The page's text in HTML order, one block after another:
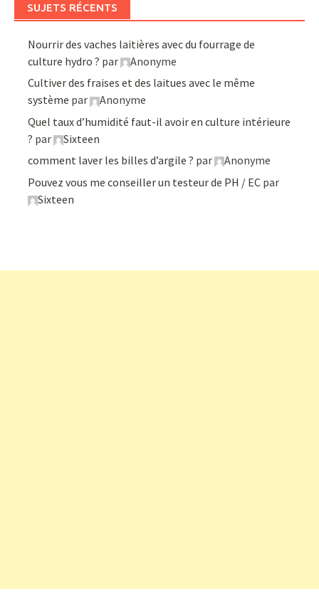
SUJETS RÉCENTS
Nourrir des vaches laitières avec du fourrage de
culture hydro ? par
Anonyme
Cultiver des fraises et des laitues avec le même
système par
Anonyme
Quel taux d’humidité faut-il avoir en culture intérieure
? par
Sixteen
comment laver les billes d’argile ? par
Anonyme
Pouvez vous me conseiller un testeur de PH / EC par
Sixteen